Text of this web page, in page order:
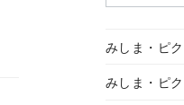
みしま・ピ
みしま・ピ